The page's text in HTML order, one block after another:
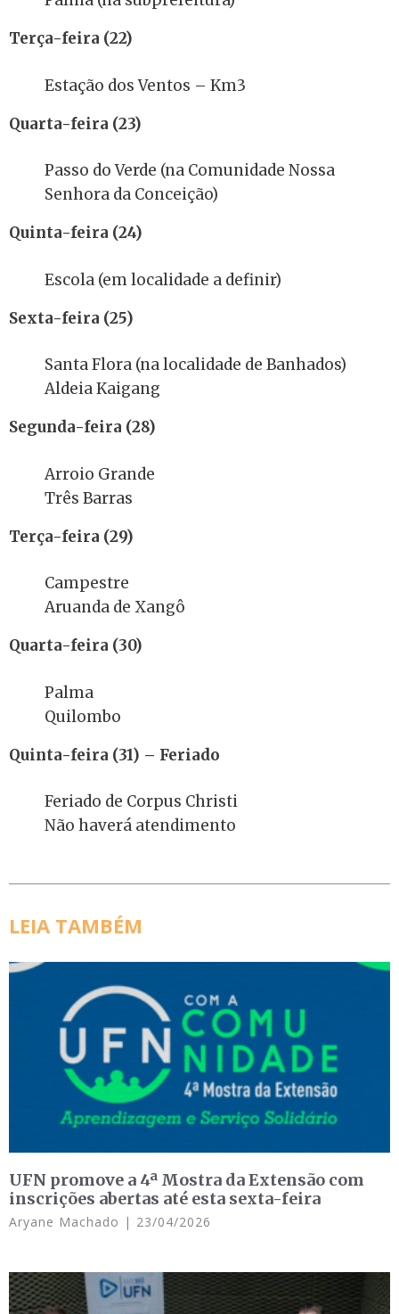
Terça-feira (22)
Estação dos Ventos – Km3
Quarta-feira (23)
Passo do Verde (na Comunidade Nossa
Senhora da Conceição)
Quinta-feira (24)
Escola (em localidade a definir)
Sexta-feira (25)
Santa Flora (na localidade de Banhados)
Aldeia Kaigang
Segunda-feira (28)
Arroio Grande
Três Barras
Terça-feira (29)
Campestre
Aruanda de Xangô
Quarta-feira (30)
Palma
Quilombo
Quinta-feira (31) – Feriado
Feriado de Corpus Christi
Não haverá atendimento
LEIA TAMBÉM
UFN promove a 4ª Mostra da Extensão com
inscrições abertas até esta sexta-feira
Aryane Machado 23/04/2026